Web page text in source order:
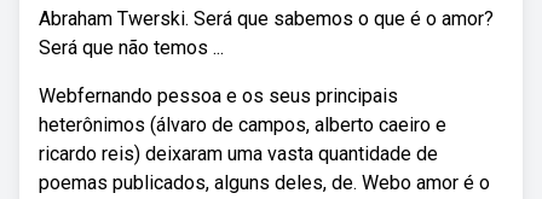
Abraham Twerski. Será que sabemos o que é o amor?
Será que não temos ...
Webfernando pessoa e os seus principais
heterônimos (álvaro de campos, alberto caeiro e
ricardo reis) deixaram uma vasta quantidade de
poemas publicados, alguns deles, de. Webo amor é o